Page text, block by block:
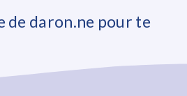
de daron.ne pour te